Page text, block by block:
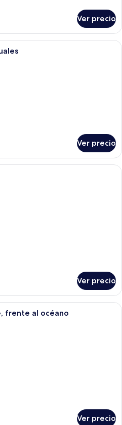
Ver precio
Una habitación de hotel con dos
Ver precio
Habitación de hotel con cama,
Ver precio
Habitación de hotel con cama,
frente al océano
Ver precio